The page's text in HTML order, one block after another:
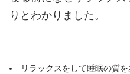
りとわかりました。
リラックスをして睡眠の質を